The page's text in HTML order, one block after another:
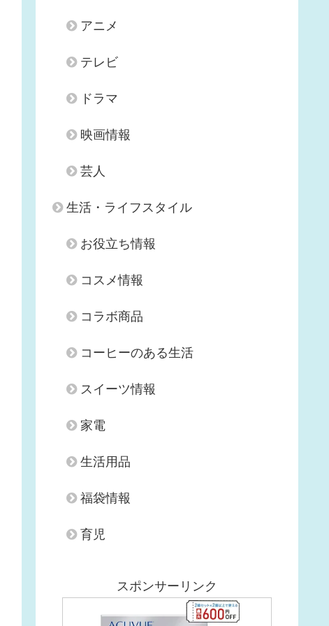
アニメ
テレビ
ドラマ
映画情報
芸人
生活・ライフスタイル
お役立ち情報
コスメ情報
コラボ商品
コーヒーのある生活
スイーツ情報
家電
生活用品
福袋情報
育児
スポンサーリンク